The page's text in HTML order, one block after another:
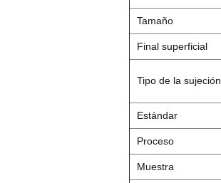
Tamaño
Final superficial
Tipo de la sujeción
Estándar
Proceso
Muestra